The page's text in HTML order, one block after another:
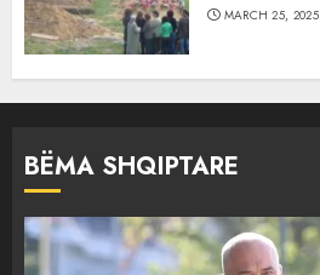
MARCH 25, 2025
BËMA SHQIPTARE